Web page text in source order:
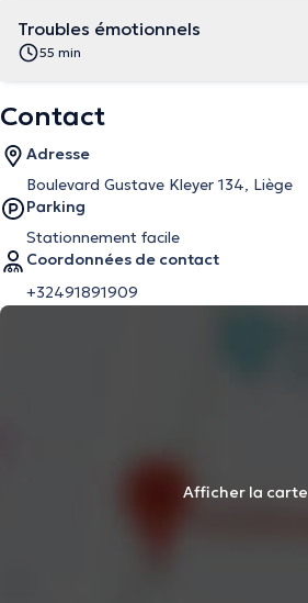
Troubles émotionnels
55 min
Contact
Adresse
Boulevard Gustave Kleyer 134, Liège
Parking
Stationnement facile
Coordonnées de contact
+32491891909
Afficher la carte